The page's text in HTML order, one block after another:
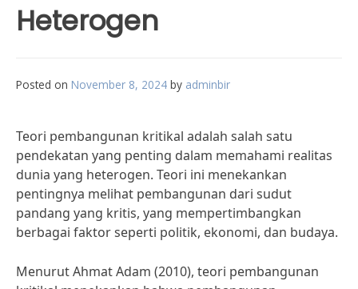
Heterogen
Posted on November 8, 2024 by adminbir
Teori pembangunan kritikal adalah salah satu
pendekatan yang penting dalam memahami realitas
dunia yang heterogen. Teori ini menekankan
pentingnya melihat pembangunan dari sudut
pandang yang kritis, yang mempertimbangkan
berbagai faktor seperti politik, ekonomi, dan budaya.
Menurut Ahmat Adam (2010), teori pembangunan